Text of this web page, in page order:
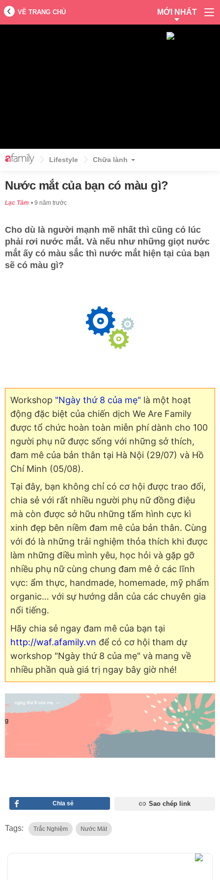
VỀ TRANG CHỦ MỚI NHẤT
Lifestyle Chữa lành
Nước mắt của bạn có màu gì?
Lạc Tâm 9 năm trước
Cho dù là người mạnh mẽ nhất thì cũng có lúc
phải rơi nước mắt. Và nếu như những giọt nước
mắt ấy có màu sắc thì nước mắt hiện tại của bạn
sẽ có màu gì?
Workshop "Ngày thứ 8 của mẹ" là một hoạt
động đặc biệt của chiến dịch We Are Family
được tổ chức hoàn toàn miễn phí dành cho 100
người phụ nữ được sống với những sở thích,
đam mê của bản thân tại Hà Nội (29/07) và Hồ
Chí Minh (05/08).
Tại đây, bạn không chỉ có cơ hội được trao đổi,
chia sẻ với rất nhiều người phụ nữ đồng điệu
mà còn được sở hữu những tấm hình cực kì
xinh đẹp bên niềm đam mê của bản thân. Cùng
với đó là những trải nghiệm thỏa thích khi được
làm những điều mình yêu, học hỏi và gặp gỡ
nhiều phụ nữ cùng chung đam mê ở các lĩnh
vực: ẩm thực, handmade, homemade, mỹ phẩm
organic… với sự hướng dẫn của các chuyên gia
nổi tiếng.
Hãy chia sẻ ngay đam mê của bạn tại
http://waf.afamily.vn để có cơ hội tham dự
workshop "Ngày thứ 8 của mẹ" và mang về
nhiều phần quà giá trị ngay bây giờ nhé!
Chia sẻ Sao chép link
Tags: Trắc Nghiệm Nước Mát